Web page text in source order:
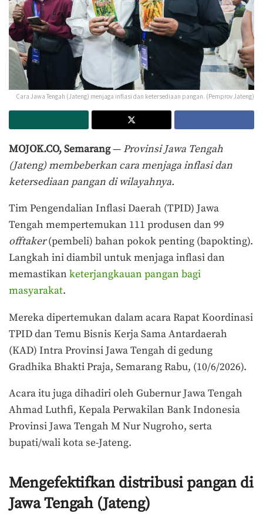
Cara Jawa Tengah (Jateng) menjaga inflasi dan ketersediaan pangan. (Pemprov Jateng)
MOJOK.CO, Semarang— Provinsi Jawa Tengah
(Jateng) membeberkan cara menjaga inflasi dan
ketersediaan pangan di wilayahnya.
Tim Pengendalian Inflasi Daerah (TPID) Jawa
Tengah mempertemukan 111 produsen dan 99
offtaker(pembeli) bahan pokok penting (bapokting).
Langkah ini diambil untuk menjaga inflasi dan
memastikan keterjangkauan pangan bagi
masyarakat.
Mereka dipertemukan dalam acara Rapat Koordinasi
TPID dan Temu Bisnis Kerja Sama Antardaerah
(KAD) Intra Provinsi Jawa Tengah di gedung
Gradhika Bhakti Praja, Semarang Rabu, (10/6/2026).
Acara itu juga dihadiri oleh Gubernur Jawa Tengah
Ahmad Luthfi, Kepala Perwakilan Bank Indonesia
Provinsi Jawa Tengah M Nur Nugroho, serta
bupati/wali kota se-Jateng.
Mengefektifkan distribusi pangan di
Jawa Tengah (Jateng)